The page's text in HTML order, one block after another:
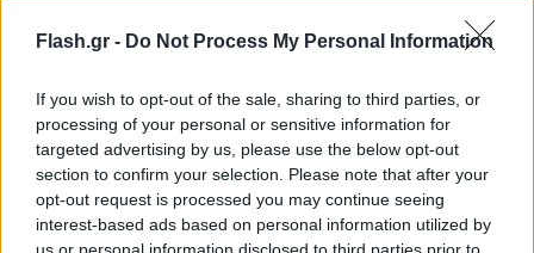
Flash.gr - Do Not Process My Personal Information
If you wish to opt-out of the sale, sharing to third parties, or
processing of your personal or sensitive information for
targeted advertising by us, please use the below opt-out
section to confirm your selection. Please note that after your
opt-out request is processed you may continue seeing
interest-based ads based on personal information utilized by
us or personal information disclosed to third parties prior to